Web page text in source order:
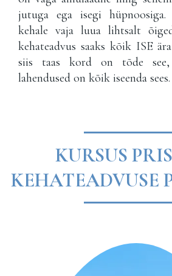
jutuga ega isegi hüpnoosiga.
kehale vaja luua lihtsalt
kehateadvus saaks kõik ISE
siis taas kord on tõde
lahendused on kõik iseenda sees.
KURSUS
KEHATEADVUSE